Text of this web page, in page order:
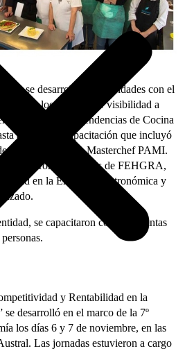
se desarrollaron actividades con el
local y brindar visibilidad a
las últimas tendencias de Cocina
agenda de capacitación que incluyó
el Torneo Masterchef PAMI.
se dictaron dos cursos de FEHGRA,
en la Empresa Gastronómica y
se capacitaron con las distintas
y Rentabilidad en la
se desarrolló en el marco de la 7º
los días 6 y 7 de noviembre, en las
Las jornadas estuvieron a cargo